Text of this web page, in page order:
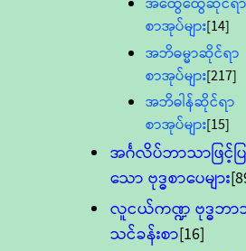
စာအုပ်များ[14]
အဘိဓမ္မာဆိုင်ရာ
စာအုပ်များ[217]
အဘိဓါန်ဆိုင်ရာ
စာအုပ်များ[15]
အင်္ဂလိပ်ဘာသာဖြင့်ပ
သော ဗုဒ္ဓစာပေများ
လူငယ်ကဏ္ဍ ဗုဒ္ဓဘာ
သင်ခန်းစာ[16]